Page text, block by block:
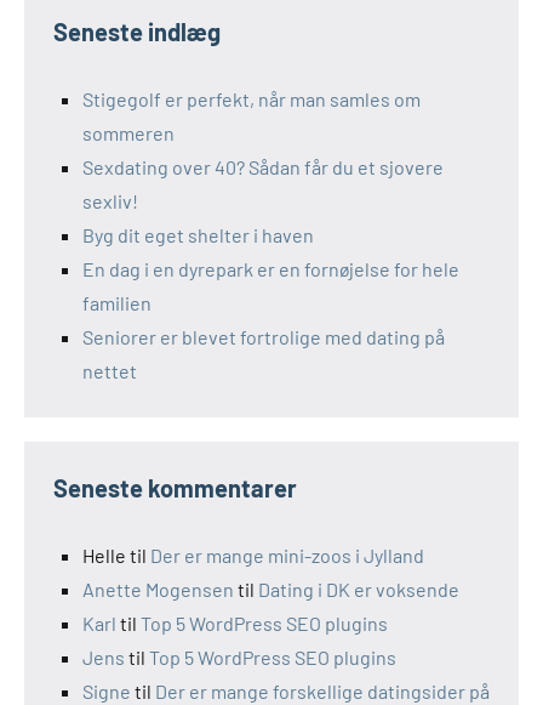
Seneste indlæg
Stigegolf er perfekt, når man samles om
sommeren
Sexdating over 40? Sådan får du et sjovere
sexliv!
Byg dit eget shelter i haven
En dag i en dyrepark er en fornøjelse for hele
familien
Seniorer er blevet fortrolige med dating på
nettet
Seneste kommentarer
Helle til Der er mange mini-zoos i Jylland
Anette Mogensen til Dating i DK er voksende
Karl til Top 5 WordPress SEO plugins
Jens til Top 5 WordPress SEO plugins
Signe til Der er mange forskellige datingsider på